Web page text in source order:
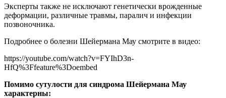
Эксперты также не исключают генетически врожденные
деформации, различные травмы, паралич и инфекции
позвоночника.
Подробнее о болезни Шейермана Мау смотрите в видео:
https://youtube.com/watch?v=FYIhD3n-
HfQ%3Ffeature%3Doembed
Помимо сутулости для синдрома Шейермана Мау
характерны: